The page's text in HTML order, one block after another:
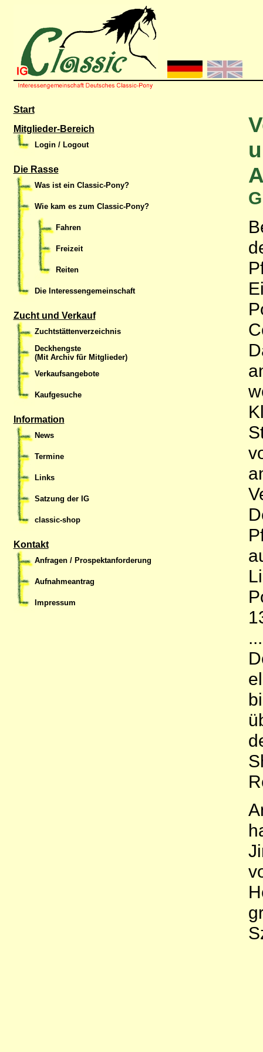
Start
Mitglieder-Bereich
Login / Logout
Die Rasse
Was ist ein Classic-Pony?
Wie kam es zum Classic-Pony?
Fahren
Freizeit
Reiten
Die Interessengemeinschaft
Zucht und Verkauf
Zuchtstättenverzeichnis
Deckhengste
(Mit Archiv für Mitglieder)
Verkaufsangebote
Kaufgesuche
Information
News
Termine
Links
Satzung der IG
classic-shop
Kontakt
Anfragen / Prospektanforderung
Aufnahmeantrag
Impressum